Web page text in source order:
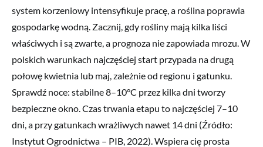
system korzeniowy intensyfikuje pracę, a roślina poprawia
gospodarkę wodną. Zacznij, gdy rośliny mają kilka liści
właściwych i są zwarte, a prognoza nie zapowiada mrozu. W
polskich warunkach najczęściej start przypada na drugą
połowę kwietnia lub maj, zależnie od regionu i gatunku.
Sprawdź noce: stabilne 8–10°C przez kilka dni tworzy
bezpieczne okno. Czas trwania etapu to najczęściej 7–10
dni, a przy gatunkach wrażliwych nawet 14 dni (Źródło:
Instytut Ogrodnictwa – PIB, 2022). Wspiera cię prosta